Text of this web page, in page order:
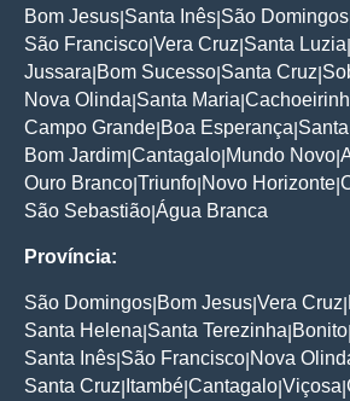
Bom Jesus Santa Inês São Domingos
São Francisco Vera Cruz Santa Luzia
Jussara Bom Sucesso Santa Cruz
Nova Olinda Santa Maria
Campo Grande Boa Esperança
Bom Jardim Cantagalo Mundo Novo
Ouro Branco Triunfo Novo Horizonte
São Sebastião Água Branca
Província:
São Domingos Bom Jesus Vera Cruz
Santa Helena Santa Terezinha Bonito
Santa Inês São Francisco Nova
Santa Cruz Itambé Cantagalo Viçosa